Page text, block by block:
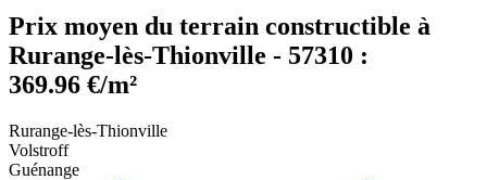
Prix moyen du terrain constructible à
Rurange-lès-Thionville - 57310 :
369.96 €/m²
Rurange-lès-Thionville
Volstroff
Guénange